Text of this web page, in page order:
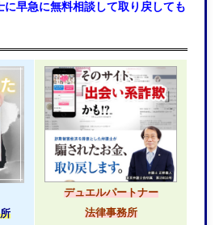
早急に無料相談して取り戻しても
デュエルパートナー
法律事務所